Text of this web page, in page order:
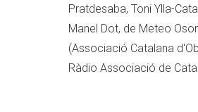
Pratdesaba, Toni Ylla-
Manel Dot, de Meteo
(Associació Catalana
Ràdio Associació de